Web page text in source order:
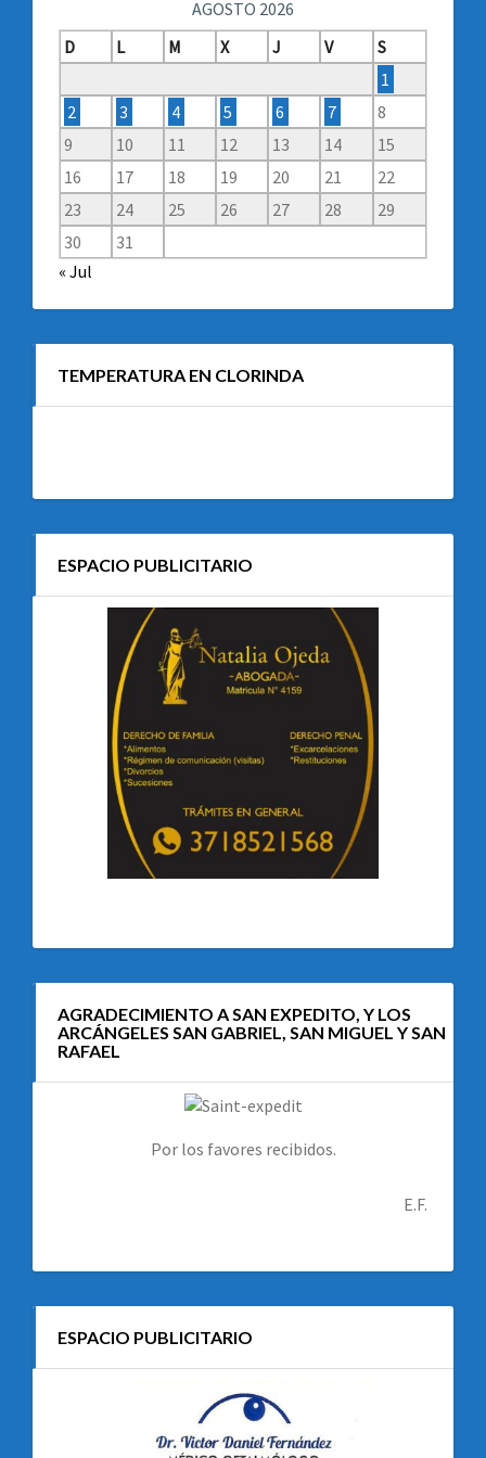
AGOSTO 2026
D
L M X J V
S
1
2
3 4 5 6 7
8
9
10 11 12 13 14
15
16
17 18 19 20 21
22
23
24 25 26 27 28
29
30
31
« Jul
TEMPERATURA EN CLORINDA
ESPACIO PUBLICITARIO
AGRADECIMIENTO A SAN EXPEDITO, Y LOS
ARCÁNGELES SAN GABRIEL, SAN MIGUEL Y SAN
RAFAEL
Por los favores recibidos.
E.F.
ESPACIO PUBLICITARIO